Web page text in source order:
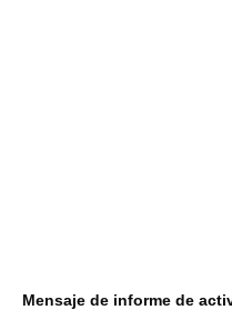
Mensaje de informe de